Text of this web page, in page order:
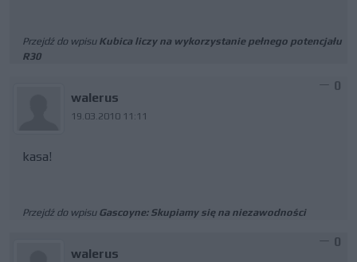
Przejdź do wpisu Kubica liczy na wykorzystanie pełnego potencjału
R30
walerus
19.03.2010 11:11
0
kasa!
Przejdź do wpisu Gascoyne: Skupiamy się na niezawodności
walerus
0